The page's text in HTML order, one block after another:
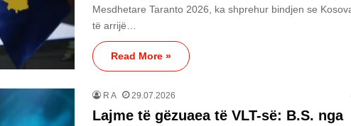
Mesdhetare Taranto 2026, ka shprehur bindjen se
të arrijë…
Read More »
R A 29.07.2026
Lajme të gëzuaea të VLT-së: B.S. nga